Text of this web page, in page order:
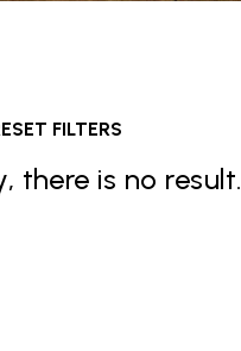
FILTERS
there is no result.